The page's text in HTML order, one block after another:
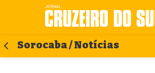
Sorocaba / Notícias